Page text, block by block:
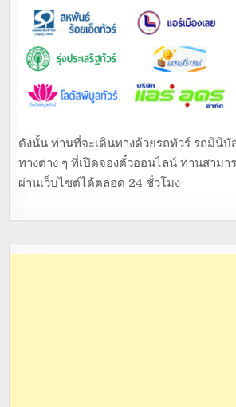
ดังนั้น ท่านที่จะเดินทางด้วยรถทัวร์ รถมินิบั
ทางต่าง ๆ ที่เปิดจองตั๋วออนไลน์ ท่านสามา
ผ่านเว็บไซต์ได้ตลอด 24 ชั่วโมง